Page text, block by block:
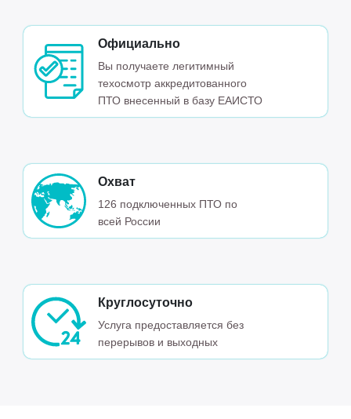
Официально
Вы получаете легитимный
техосмотр аккредитованного
ПТО внесенный в базу ЕАИСТО
Охват
126 подключенных ПТО по
всей России
Круглосуточно
Услуга предоставляется без
перерывов и выходных